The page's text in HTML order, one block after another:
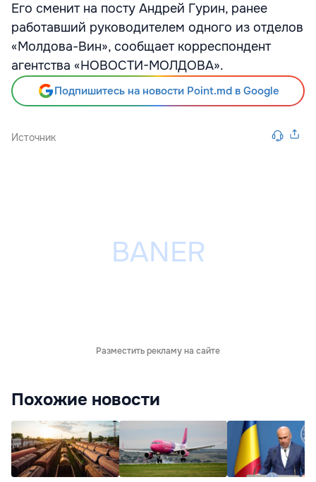
Его сменит на посту Андрей Гурин, ранее
работавший руководителем одного из отделов
«Молдова-Вин», сообщает корреспондент
агентства «НОВОСТИ-МОЛДОВА».
Подпишитесь на новости Point.md в Google
Источник
Разместить рекламу на сайте
Похожие новости